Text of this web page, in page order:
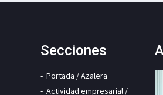
Secciones
Portada / Azalera
Actividad empresarial /